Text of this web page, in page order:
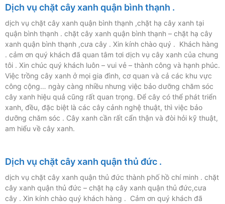
Dịch vụ chặt cây xanh quận bình thạnh .
dịch vụ chặt cây xanh quận bình thạnh ,chặt hạ cây xanh tại
quận bình thạnh . chặt cây xanh quận bình thạnh – chặt hạ cây
xanh quận bình thạnh ,cưa cây . Xin kính chào quý . Khách hàng
. cảm ơn quý khách đã quan tâm tơi dịch vụ cây xanh của chung
tôi . Xin chúc quý khách luôn – vui vẻ – thành công và hạnh phúc.
Việc trồng cây xanh ở mọi gia đình, cơ quan và cả các khu vực
công cộng… ngày càng nhiều nhưng việc bảo dưỡng chăm sóc
cây xanh hiệu quả cũng rất quan trọng. Để cây có thể phát triển
xanh, đều, đặc biệt là các cây cảnh nghệ thuật, thì việc bảo
dưỡng chăm sóc . Cây xanh cần rất cẩn thận và đòi hỏi kỹ thuật,
am hiểu về cây xanh.
Dịch vụ chặt cây xanh quận thủ đức .
dịch vụ chặt cây xanh quận thủ đức thành phố hồ chí minh . chặt
cây xanh quận thủ đức – chặt hạ cây xanh quận thủ đức,cưa
cây . Xin kính chào quý khách hàng . Cảm ơn quý khách đã